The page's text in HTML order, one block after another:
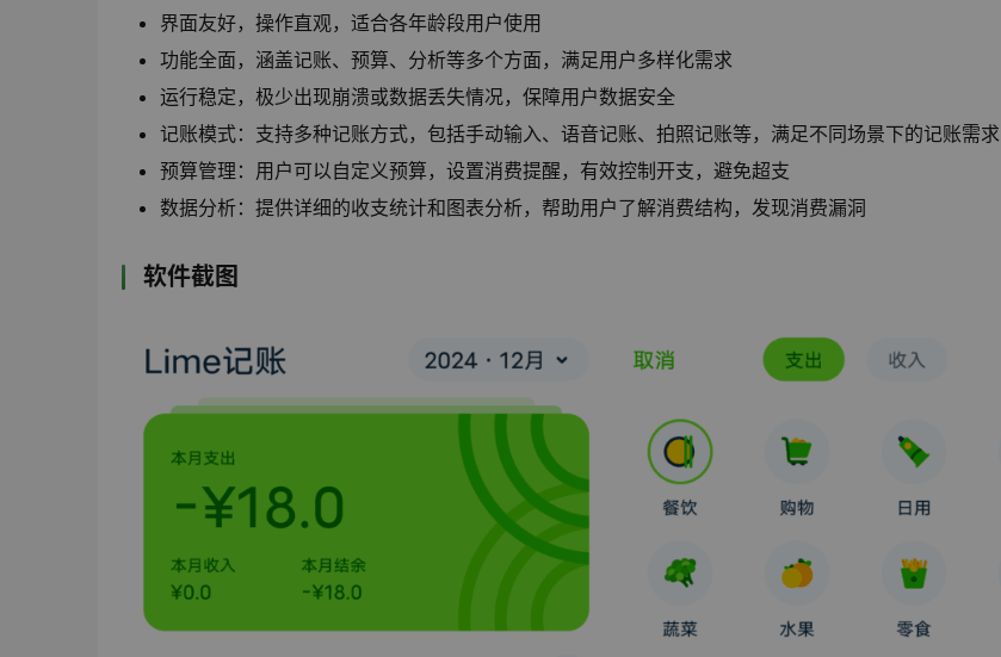
界面友好，操作直观，适合各年龄段用户使用
功能全面，涵盖记账、预算、分析等多个方面，满足用户多样化需求
运行稳定，极少出现崩溃或数据丢失情况，保障用户数据安全
记账模式：支持多种记账方式，包括手动输入、语音记账、拍照记账等，满足不同场景下的记账需求
预算管理：用户可以自定义预算，设置消费提醒，有效控制开支，避免超支
数据分析：提供详细的收支统计和图表分析，帮助用户了解消费结构，发现消费漏洞
软件截图